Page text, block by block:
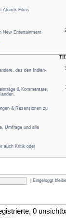
Atomik Films.
New Entertainment
das den Indien-
& Kommentare,
& Rezensionen zu
Umfrage und alle
auch Kritik oder
Eingeloggt
0